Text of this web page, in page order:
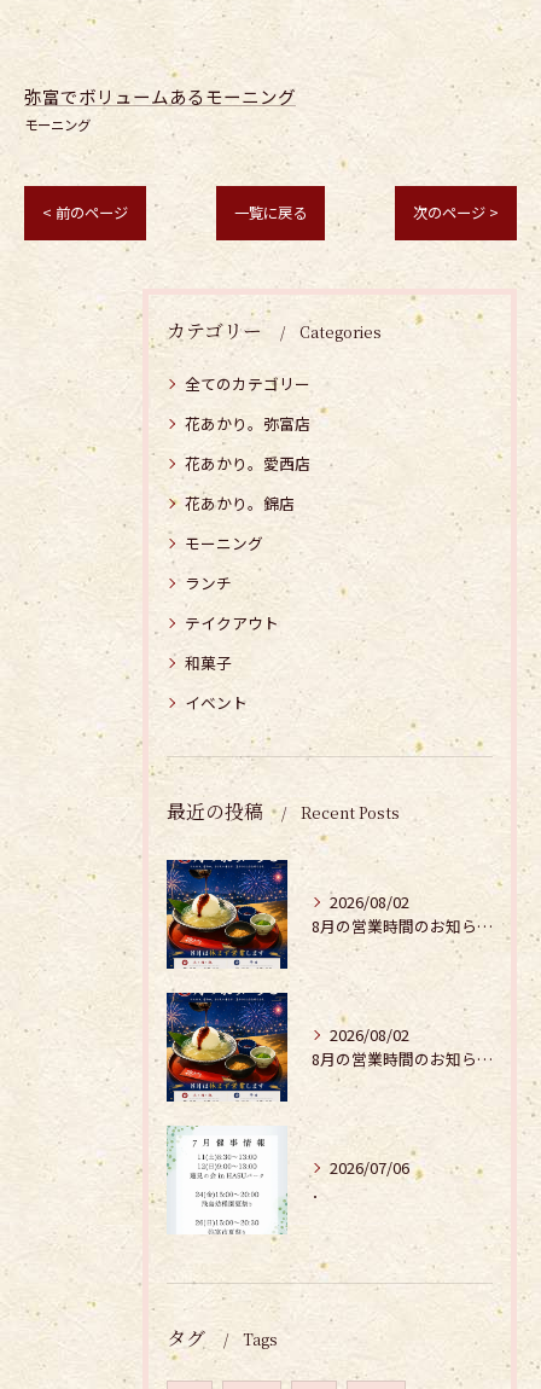
弥富でボリュームあるモーニング
モーニング
< 前のページ 一覧に戻る 次のページ >
カテゴリー Categories
全てのカテゴリー
花あかり。弥富店
花あかり。愛西店
花あかり。錦店
モーニング
ランチ
テイクアウト
和菓子
イベント
最近の投稿 Recent Posts
2026/08/02
8月の営業時間のお知らせ𓂃𓂂𖡼.𖤣𖥧𓈒◌܀
2026/08/02
8月の営業時間のお知らせ𓂃𓂂𖡼.𖤣𖥧𓈒◌܀
2026/07/06
．
タグ Tags